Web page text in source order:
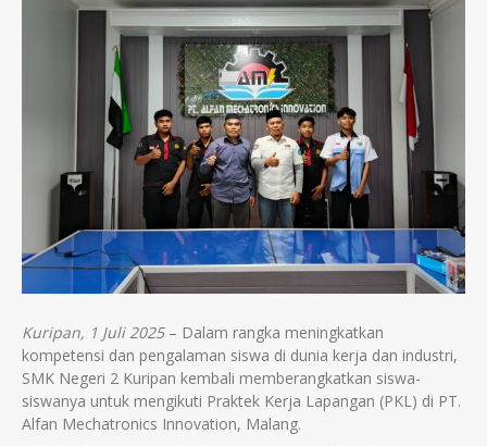
Kuripan, 1 Juli 2025– Dalam rangka meningkatkan
kompetensi dan pengalaman siswa di dunia kerja dan industri,
SMK Negeri 2 Kuripan kembali memberangkatkan siswa-
siswanya untuk mengikuti Praktek Kerja Lapangan (PKL) di PT.
Alfan Mechatronics Innovation, Malang.